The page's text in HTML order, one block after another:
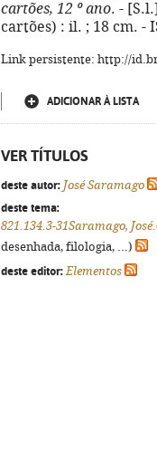
cartões, 12 º ano. -
cartões) : il. ; 18 cm. -
Link persistente: http://
ADICIONAR À LISTA
VER TÍTULOS
deste autor: José Saramago
deste tema:
821.134.3-31Saramago,
desenhada, filologia, ...)
deste editor: Elementos